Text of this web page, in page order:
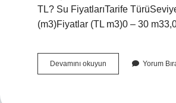
TL? Su FiyatlarıTarife
(m3)Fiyatlar (TL m3)0 – 30
Devamını okuyun
1
Yorum